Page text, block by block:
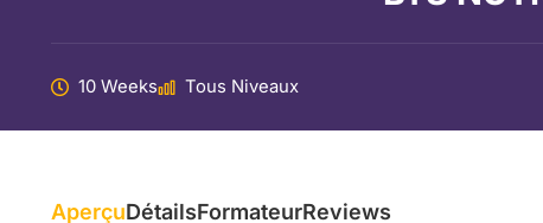
10 Weeks Tous Niveaux
AperçuDétailsFormateurReviews